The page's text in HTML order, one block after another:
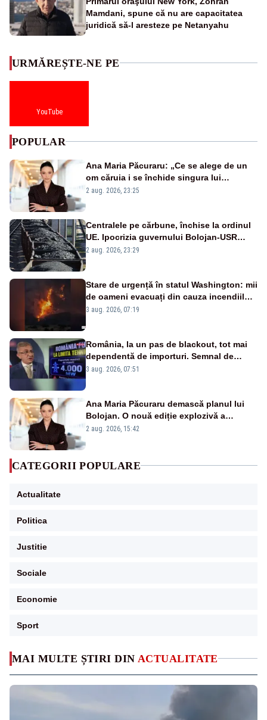
Mamdani, spune că nu are capacitatea
juridică să-l aresteze pe Netanyahu
MAI MULTE ȘTIRI DIN ACTUALITATE
URMĂREȘTE-NE PE
YouTube
POPULAR
Ana Maria Păcuraru: „Ce se alege de un
om căruia i se închide singura lui
portiță?”
2 aug. 2026, 23:25
Centralele pe cărbune, închise la ordinul
UE. Ipocrizia guvernului Bolojan-USR
după starea de alertă
2 aug. 2026, 23:29
Stare de urgență în statul Washington: mii
de oameni evacuați din cauza incendiilor
puternice de vegetație
3 aug. 2026, 07:19
România, la un pas de blackout, tot mai
dependentă de importuri. Semnal de
alarmă tras de un expert în energie
3 aug. 2026, 07:51
Ana Maria Păcuraru demască planul lui
Bolojan. O nouă ediție explozivă a
emisiunii „Miza Zilei” la Realitatea PLUS
2 aug. 2026, 15:42
CATEGORII POPULARE
Actualitate
Politica
Justitie
Sociale
Economie
Sport